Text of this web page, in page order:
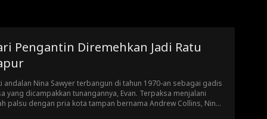
Pengantin Diremehkan Jadi Ratu
andalan Nina Sawyer terbangun di tahun 1970-an sebagai gadis
yang dicampakkan tunangannya, Evan. Terpaksa menjalani
palsu dengan pria kota tampan bernama Andrew Collins, Nina